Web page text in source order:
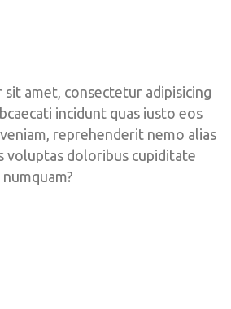
amet, consectetur adipisicing
incidunt quas iusto eos
reprehenderit nemo alias
voluptas doloribus cupiditate